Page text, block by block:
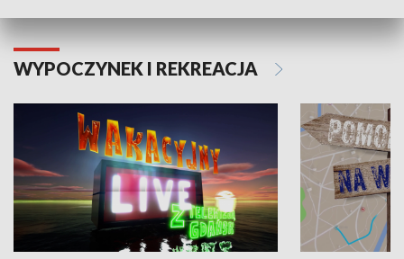
WYPOCZYNEK I REKREACJA